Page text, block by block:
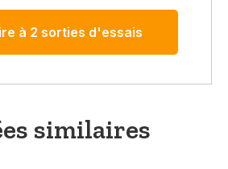
à 2 sorties d'essais
similaires